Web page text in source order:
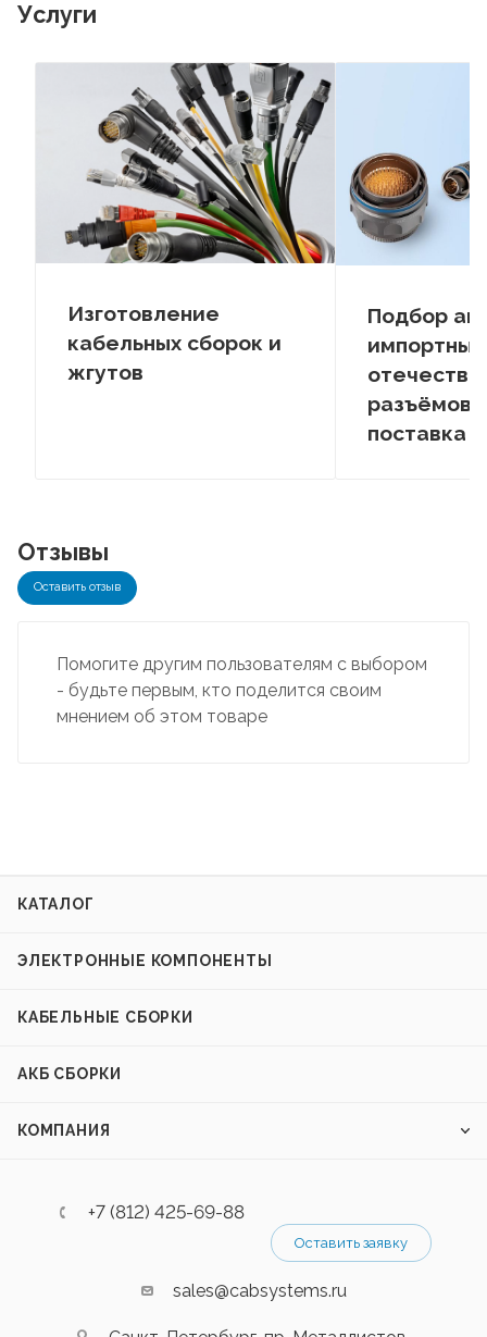
Услуги
Изготовление
кабельных сборок и
жгутов
Подбор
разъёмов
поставка
Отзывы
Оставить отзыв
Помогите другим пользователям с выбором
- будьте первым, кто поделится своим
мнением об этом товаре
КАТАЛОГ
ЭЛЕКТРОННЫЕ КОМПОНЕНТЫ
КАБЕЛЬНЫЕ СБОРКИ
АКБ СБОРКИ
КОМПАНИЯ
+7 (812) 425-69-88
Оставить заявку
sales@cabsystems.ru